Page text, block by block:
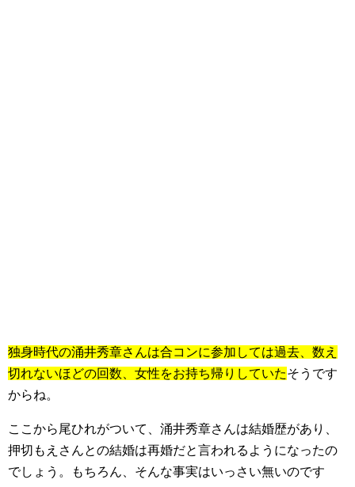
独身時代の涌井秀章さんは合コンに参加しては過去、数え
切れないほどの回数、女性をお持ち帰りしていたそうです
からね。
ここから尾ひれがついて、涌井秀章さんは結婚歴があり、
押切もえさんとの結婚は再婚だと言われるようになったの
でしょう。もちろん、そんな事実はいっさい無いのです